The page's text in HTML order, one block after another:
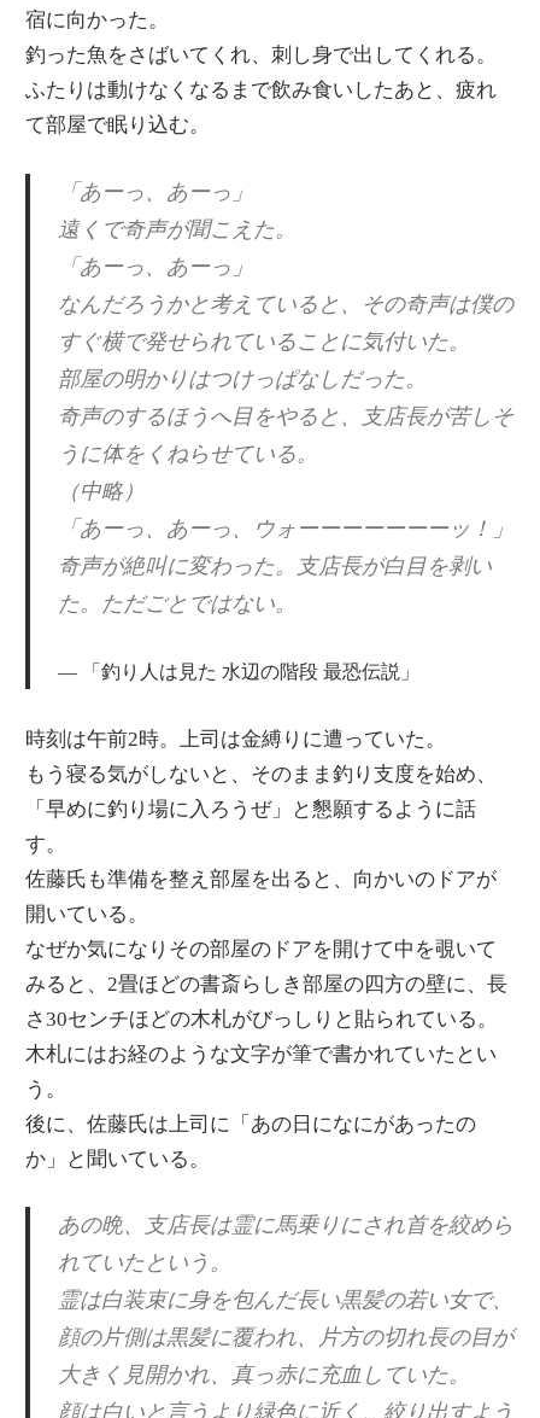
宿に向かった。
釣った魚をさばいてくれ、刺し身で出してくれる。
ふたりは動けなくなるまで飲み食いしたあと、疲れ
て部屋で眠り込む。
「あーっ、あーっ」
遠くで奇声が聞こえた。
「あーっ、あーっ」
なんだろうかと考えていると、その奇声は僕の
すぐ横で発せられていることに気付いた。
部屋の明かりはつけっぱなしだった。
奇声のするほうへ目をやると、支店長が苦しそ
うに体をくねらせている。
（中略）
「あーっ、あーっ、ウォーーーーーーーッ！」
奇声が絶叫に変わった。支店長が白目を剥い
た。ただごとではない。
「釣り人は見た 水辺の階段 最恐伝説」
時刻は午前2時。上司は金縛りに遭っていた。
もう寝る気がしないと、そのまま釣り支度を始め、
「早めに釣り場に入ろうぜ」と懇願するように話
す。
佐藤氏も準備を整え部屋を出ると、向かいのドアが
開いている。
なぜか気になりその部屋のドアを開けて中を覗いて
みると、2畳ほどの書斎らしき部屋の四方の壁に、長
さ30センチほどの木札がびっしりと貼られている。
木札にはお経のような文字が筆で書かれていたとい
う。
後に、佐藤氏は上司に「あの日になにがあったの
か」と聞いている。
あの晩、支店長は霊に馬乗りにされ首を絞めら
れていたという。
霊は白装束に身を包んだ長い黒髪の若い女で、
顔の片側は黒髪に覆われ、片方の切れ長の目が
大きく見開かれ、真っ赤に充血していた。
顔は白いと言うより緑色に近く、絞り出すよう